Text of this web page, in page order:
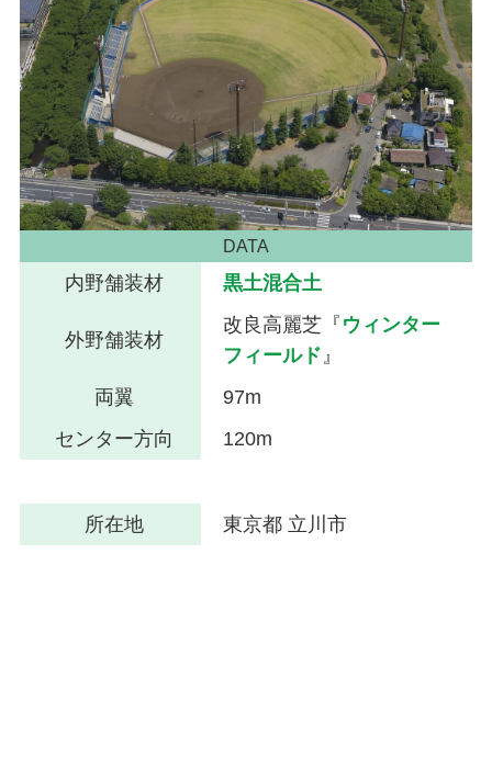
DATA
内野舗装材 黒土混合土
外野舗装材
改良高麗芝『 ウィンター
フィールド』
両翼
97m
センター方向
120m
所在地 東京都 立川市